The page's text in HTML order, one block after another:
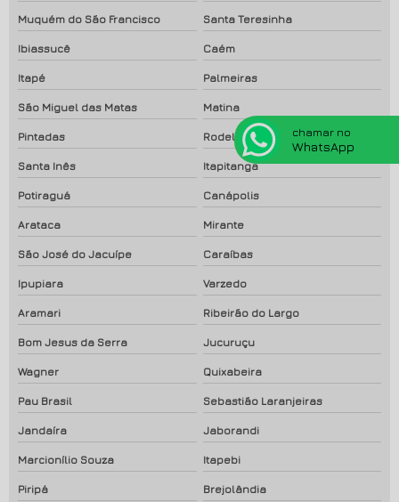
Muquém do São Francisco Santa Teresinha
Ibiassucê Caém
Itapé Palmeiras
São Miguel das Matas Matina
Pintadas Rodelas
Santa Inês Itapitanga
Potiraguá Canápolis
Arataca Mirante
São José do Jacuípe Caraíbas
Ipupiara Varzedo
Aramari Ribeirão do Largo
Bom Jesus da Serra Jucuruçu
Wagner Quixabeira
Pau Brasil Sebastião Laranjeiras
Jandaíra Jaborandi
Marcionílio Souza Itapebi
Piripá Brejolândia
chamar no
WhatsApp